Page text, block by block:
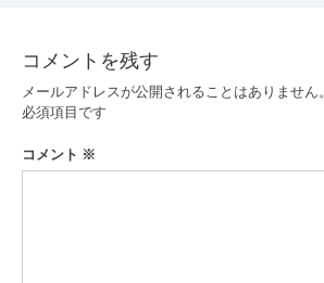
ビ
ゲ
ー
シ
コメントを残す
メールアドレスが公開されることはありません。
必須項目です
コメント ※